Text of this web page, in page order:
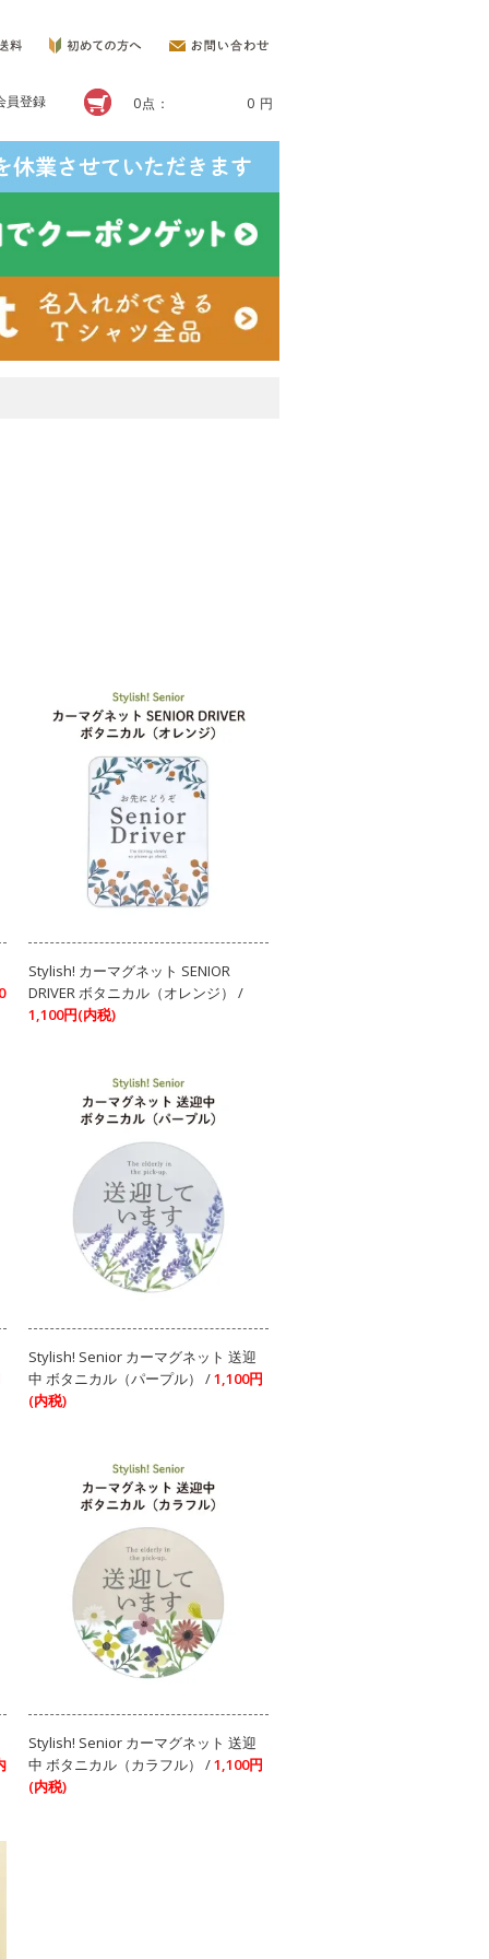
0点： 0 円
員登録
Stylish! カーマグネット SENIOR
DRIVER ボタニカル（オレンジ） /
1,100円(内税)
Stylish! Senior カーマグネット 送迎
中 ボタニカル（パープル） /1,100円
(内税)
Stylish! Senior カーマグネット 送迎
中 ボタニカル（カラフル） /1,100円
(内税)